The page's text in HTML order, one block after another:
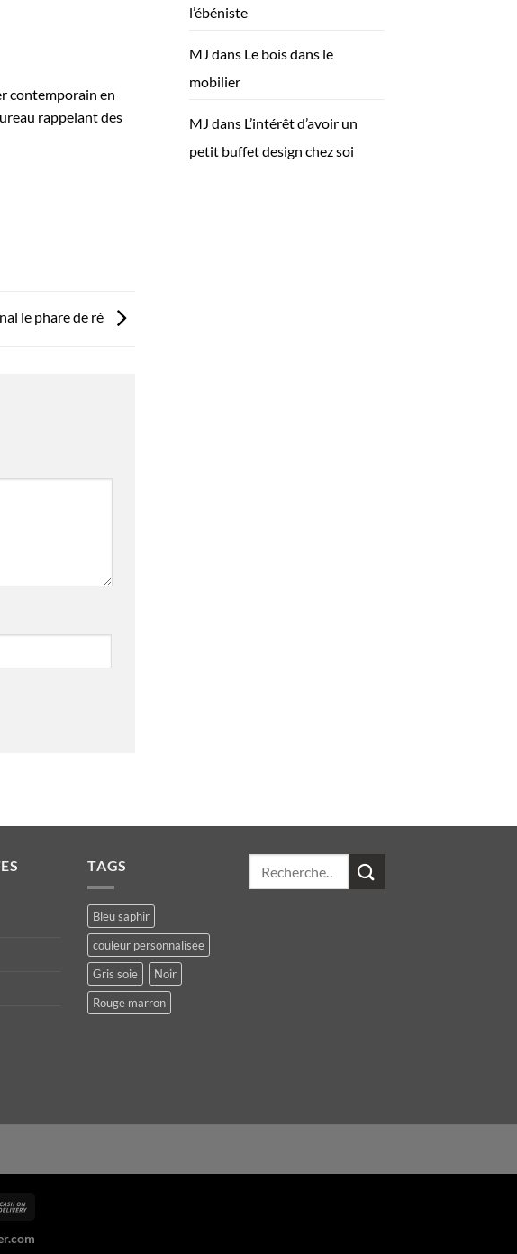
contemporain en
rappelant des
le phare de ré
l’ébéniste
MJ dans Le bois dans le
mobilier
MJ dans L’intérêt d’avoir un
petit buffet design chez soi
TAGS
Bleu saphir
couleur personnalisée
Gris soie
Noir
Rouge marron